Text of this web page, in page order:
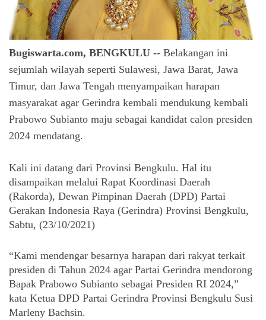
Bugiswarta.com, BENGKULU -- Belakangan ini
sejumlah wilayah seperti Sulawesi, Jawa Barat, Jawa
Timur, dan Jawa Tengah menyampaikan harapan
masyarakat agar Gerindra kembali mendukung kembali
Prabowo Subianto maju sebagai kandidat calon presiden
2024 mendatang.
Kali ini datang dari Provinsi Bengkulu. Hal itu
disampaikan melalui Rapat Koordinasi Daerah
(Rakorda), Dewan Pimpinan Daerah (DPD) Partai
Gerakan Indonesia Raya (Gerindra) Provinsi Bengkulu,
Sabtu, (23/10/2021)
“Kami mendengar besarnya harapan dari rakyat terkait
presiden di Tahun 2024 agar Partai Gerindra mendorong
Bapak Prabowo Subianto sebagai Presiden RI 2024,”
kata Ketua DPD Partai Gerindra Provinsi Bengkulu Susi
Marleny Bachsin.